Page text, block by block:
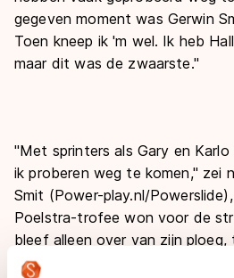
gegeven moment was Gerwin
Toen kneep ik 'm wel. Ik heb
maar dit was de zwaarste."
"Met sprinters als Gary en
ik proberen weg te komen," zei
Smit (Power-play.nl/
Poelstra-trofee won voor de
bleef alleen over van zijn ploeg,
de kopgroep wegviel. De